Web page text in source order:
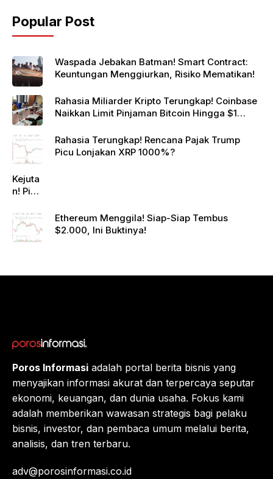
Popular Post
Waspada Jebakan Batman! Smart Contract:
Keuntungan Menggiurkan, Risiko Mematikan!
Rahasia Miliarder Kripto Terungkap! Coinbase
Naikkan Limit Pinjaman Bitcoin Hingga $1
Rahasia Terungkap! Rencana Pajak Trump
Picu Lonjakan XRP 1000%?
Kejuta
n! Pi
rk
Gande
ng
Eropa,
Ethereum Menggila! Siap-Siap Tembus
$2.000, Ini Buktinya!
Poros Informasi adalah portal berita bisnis yang
menyajikan informasi akurat dan terpercaya seputar
ekonomi, keuangan, dan dunia usaha. Fokus kami
adalah memberikan wawasan strategis bagi pelaku
bisnis, investor, dan pembaca umum melalui berita,
analisis, dan tren terbaru.
adv@porosinformasi.co.id